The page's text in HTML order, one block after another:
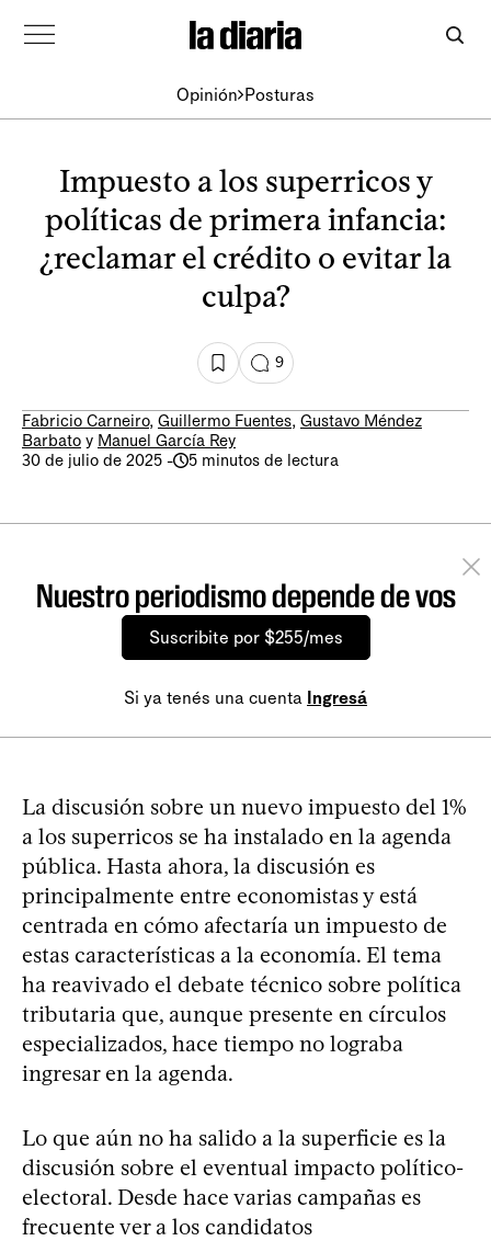
Opinión Posturas
Impuesto a los superricos y
políticas de primera infancia:
¿reclamar el crédito o evitar la
culpa?
9
Fabricio Carneiro, Guillermo Fuentes, Gustavo Méndez
Barbato y Manuel García Rey
30 de julio de 2025 - 5 minutos de lectura
Nuestro periodismo depende de vos
Suscribite por $255/mes
Si ya tenés una cuenta Ingresá
La discusión sobre un nuevo impuesto del 1%
a los superricos se ha instalado en la agenda
pública. Hasta ahora, la discusión es
principalmente entre economistas y está
centrada en cómo afectaría un impuesto de
estas características a la economía. El tema
ha reavivado el debate técnico sobre política
tributaria que, aunque presente en círculos
especializados, hace tiempo no lograba
ingresar en la agenda.
Lo que aún no ha salido a la superficie es la
discusión sobre el eventual impacto político-
electoral. Desde hace varias campañas es
frecuente ver a los candidatos